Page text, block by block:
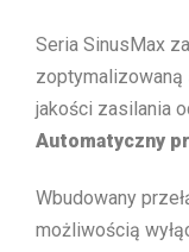
Seria SinusMax
jakości zasilania
Automatyczny
Wbudowany
możliwością